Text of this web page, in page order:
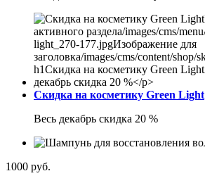
Скидка на косметику Green Light
Весь декабрь скидка 20 %
1000 руб.